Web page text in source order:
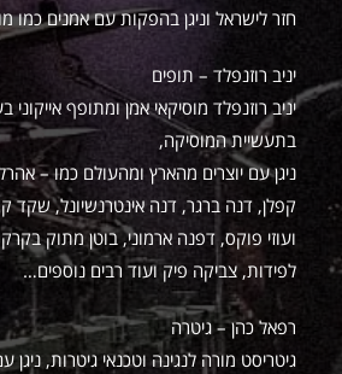
חזר לישראל וניגן בהפקות עם אמנים כמו
יניב רוזנפלד – תופים
יניב רוזנפלד מוסיקאי אמן ומתופף אייקוני
בתעשיית המוסיקה,
ניגן עם יוצרים מהארץ ומהעולם כמו –
קפלן, דנה ברגר, דנה אינטרנשיונל, שקד
ועוזי פוקס, דפנה ארמוני, בוטן מתוק
לפידות, צביקה פיק ועוד רבים נוספים…
רפאל כהן – גיטרה
גיטריסט מורה לנגינה וטכנאי גיטרות,